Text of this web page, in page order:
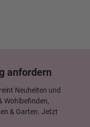
anfordern
Neuheiten und
Wohlbefinden,
& Garten. Jetzt